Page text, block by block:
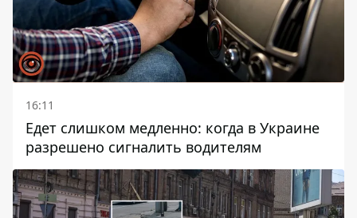
16:11
Едет слишком медленно: когда в Украине
разрешено сигналить водителям